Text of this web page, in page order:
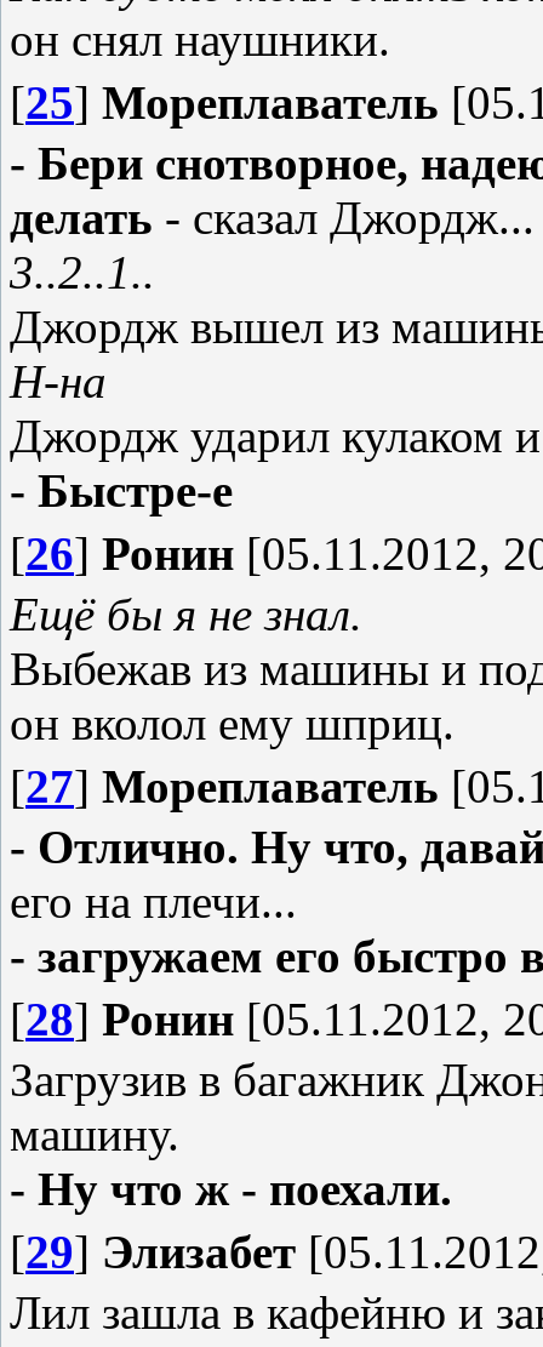
он снял наушники.
[25] Мореплаватель
- Бери снотворное,
делать - сказал Джордж...
3..2..1..
Джордж вышел из
Н-на
Джордж ударил кулаком и
- Быстре-е
[26] Ронин [05.11.2012,
Ещё бы я не знал.
Выбежав из машины и
он вколол ему шприц.
[27] Мореплаватель
- Отлично. Ну что,
его на плечи...
- загружаем его быстро
[28] Ронин [05.11.2012,
Загрузив в багажник
машину.
- Ну что ж - поехали.
[29] Элизабет
Лил зашла в кафейню и